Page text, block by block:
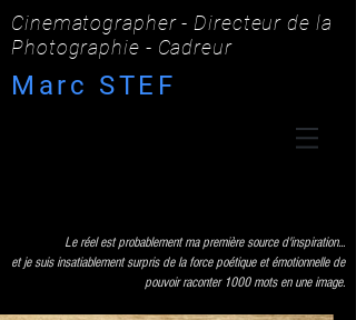
Cinematographer - Directeur de la
Photographie - Cadreur
Marc STEF
Le réel est probablement ma première source d'inspiration...
et je suis insatiablement surpris de la force poétique et émotionnelle de
pouvoir raconter 1000 mots en une image.